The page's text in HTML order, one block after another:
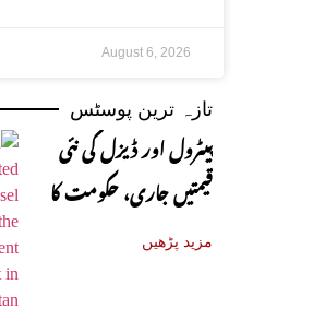
August 6, 2026
تازہ ترین پوسٹس
پیٹرول اور ڈیزل کی نئی
قیمتیں جاری، حکومت کا
باضابطہ اعلان
مزید پڑھیں